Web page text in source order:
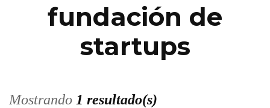
fundación de
startups
Mostrando 1 resultado(s)